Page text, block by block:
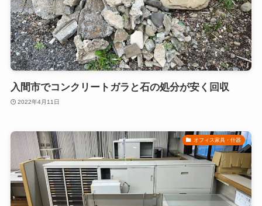
入間市でコンクリートガラと石の処分が安く回収
2022年4月11日
オフィス家具・什器